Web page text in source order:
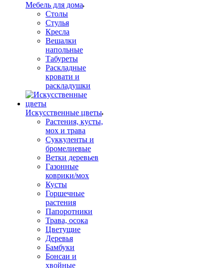
Мебель для дома
Столы
Стулья
Кресла
Вешалки
напольные
Табуреты
Раскладные
кровати и
раскладушки
Искусственные цветы
Растения, кусты,
мох и трава
Суккуленты и
бромелиевые
Ветки деревьев
Газонные
коврики/мох
Кусты
Горшечные
растения
Папоротники
Трава, осока
Цветущие
Деревья
Бамбуки
Бонсаи и
хвойные